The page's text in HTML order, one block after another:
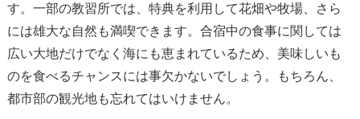
す。一部の教習所では、特典を利用して花畑や牧場、さら
には雄大な自然も満喫できます。合宿中の食事に関しては
広い大地だけでなく海にも恵まれているため、美味しいも
のを食べるチャンスには事欠かないでしょう。もちろん、
都市部の観光地も忘れてはいけません。